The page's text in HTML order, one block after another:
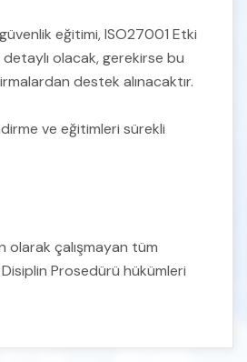
Korunması Politikası
eğitimi, ISO27001 Etki
olacak, gerekirse bu
destek alınacaktır.
ve eğitimleri sürekli
olarak çalışmayan tüm
Prosedürü hükümleri